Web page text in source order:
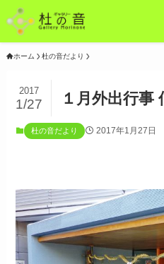
ホーム 杜の音だより
１月外出行事
2017
1/27
杜の音だより 2017年1月27日